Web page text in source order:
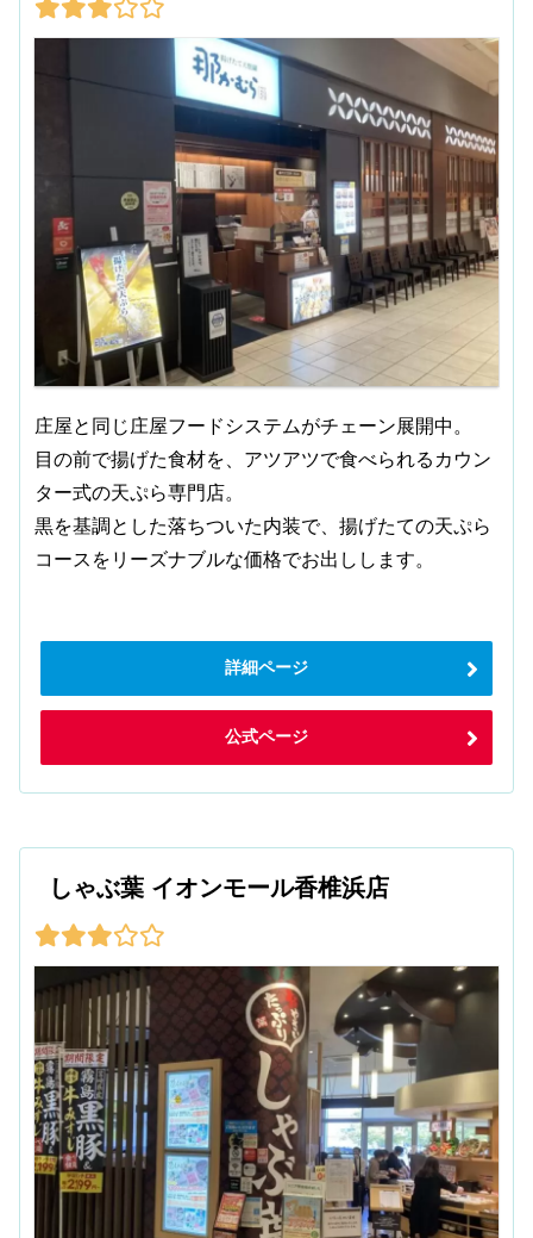
庄屋と同じ庄屋フードシステムがチェーン展開中。
目の前で揚げた食材を、アツアツで食べられるカウン
ター式の天ぷら専門店。
黒を基調とした落ちついた内装で、揚げたての天ぷら
コースをリーズナブルな価格でお出しします。
詳細ページ
公式ページ
しゃぶ葉 イオンモール香椎浜店